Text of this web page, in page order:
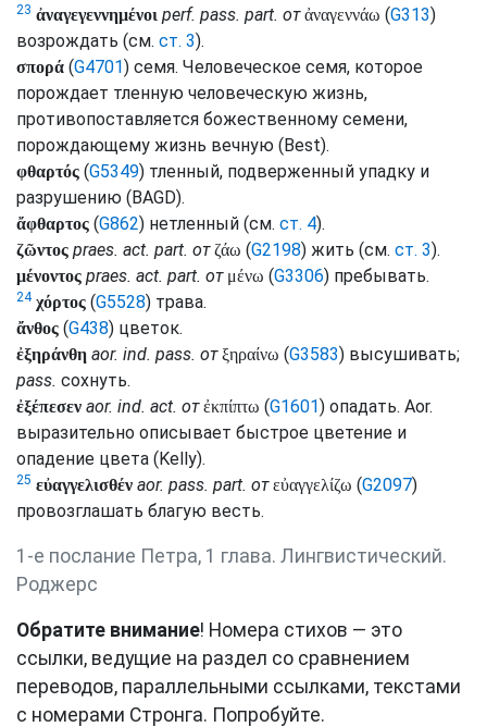
23 ἀναγεγεννημένοι perf. pass. part. от ἀναγεννάω (G313)
возрождать (см. ст. 3).
σπορά (G4701) семя. Человеческое семя, которое
порождает тленную человеческую жизнь,
противопоставляется божественному семени,
порождающему жизнь вечную (Best).
φθαρτός (G5349) тленный, подверженный упадку и
разрушению (BAGD).
ἄφθαρτος (G862) нетленный (см. ст. 4).
ζῶντος praes. act. part. от ζάω (G2198) жить (см. ст. 3).
μένοντος praes. act. part. от μένω (G3306) пребывать.
24 χόρτος (G5528) трава.
ἄνθος (G438) цветок.
ἐξηράνθη aor. ind. pass. от ξηραίνω (G3583) высушивать;
pass. сохнуть.
ἐξέπεσεν aor. ind. act. от ἐκπίπτω (G1601) опадать. Aor.
выразительно описывает быстрое цветение и
опадение цвета (Kelly).
25 εὐαγγελισθέν aor. pass. part. от εὐαγγελίζω (G2097)
провозглашать благую весть.
1-е послание Петра, 1 глава. Лингвистический.
Роджерс
Обратите внимание! Номера стихов — это
ссылки, ведущие на раздел со сравнением
переводов, параллельными ссылками, текстами
с номерами Стронга. Попробуйте.